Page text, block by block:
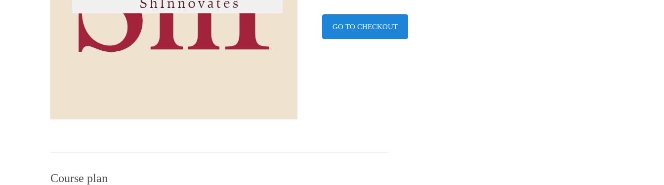
GO TO CHECKOUT
Course plan